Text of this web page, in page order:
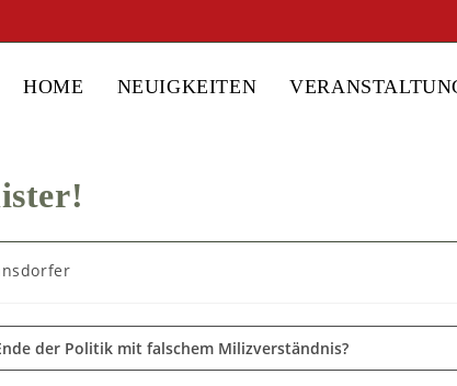
HOME NEUIGKEITEN
der Politik mit falschem Milizverständnis?